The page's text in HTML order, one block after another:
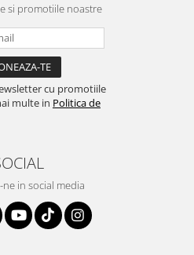
si promotiile noastre
cu promotiile
multe in Politica de
ne in social media